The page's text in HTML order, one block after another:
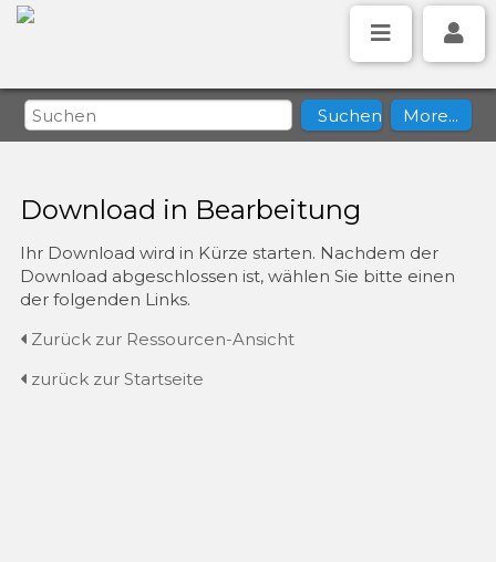
Download in Bearbeitung
Ihr Download wird in Kürze starten. Nachdem der
Download abgeschlossen ist, wählen Sie bitte einen
der folgenden Links.
Zurück zur Ressourcen-Ansicht
zurück zur Startseite